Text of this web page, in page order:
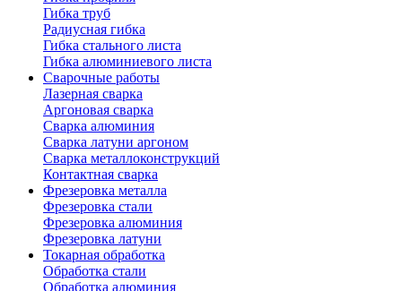
Гибка труб
Радиусная гибка
Гибка стального листа
Гибка алюминиевого листа
Сварочные работы
Лазерная сварка
Аргоновая сварка
Сварка алюминия
Сварка латуни аргоном
Сварка металлоконструкций
Контактная сварка
Фрезеровка металла
Фрезеровка стали
Фрезеровка алюминия
Фрезеровка латуни
Токарная обработка
Обработка стали
Обработка алюминия